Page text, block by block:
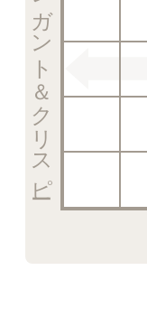
エレガント＆クリスピー